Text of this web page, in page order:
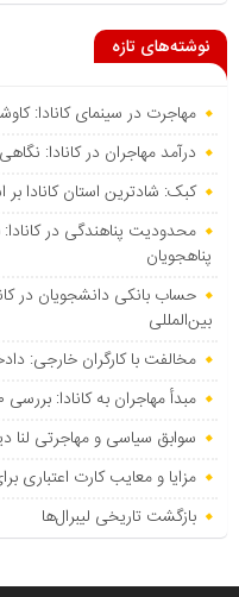
نوشته‌های تازه
مهاجرت در سینمای کانادا:
درآمد مهاجران در کانادا:
کبک: شادترین استان کانادا
پناهجویان
حساب بانکی دانشجویان در
بین‌المللی
مخالفت با کارگران خارجی:
مبدأ مهاجران به کانادا: بررسی ۲۰ کشور برتر در سال ۲۰۲۴
سوابق سیاسی و مهاجرتی لنا
مزایا و معایب کارت اعتباری
بازگشت تاریخی لیبرال‌ها